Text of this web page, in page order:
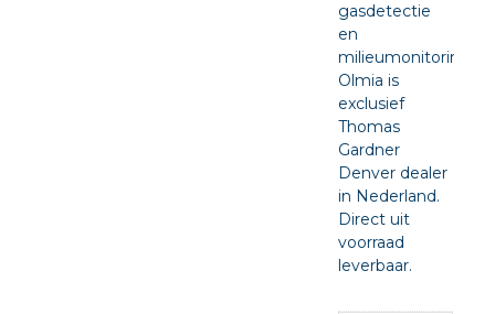
gasdetectie
en
milieumonitoring.
Olmia is
exclusief
Thomas
Gardner
Denver dealer
in Nederland.
Direct uit
voorraad
leverbaar.